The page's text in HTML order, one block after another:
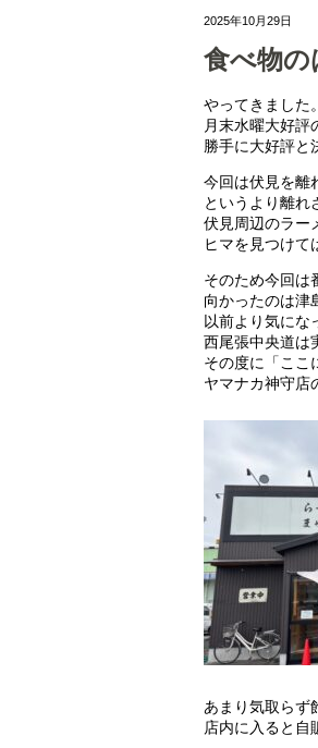
2025年10月29日
食べ物
やってきました。
月末水曜大好評
勝手に大好評と
今回は伏見を離
というより離れ
伏見周辺のラー
ヒマを見つけて
そのため今回は
向かったのは津
以前より気にな
西尾張中央道は
その度に「ここ
ヤマナカ神守店
あまり気取らず
店内に入ると自